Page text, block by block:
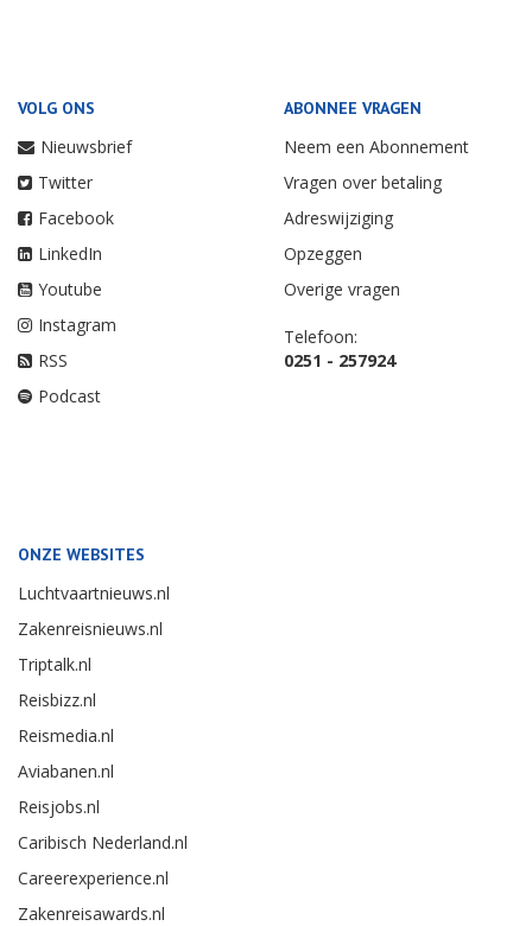
VOLG ONS
Nieuwsbrief
Twitter
Facebook
LinkedIn
Youtube
Instagram
RSS
Podcast
ABONNEE VRAGEN
Neem een Abonnement
Vragen over betaling
Adreswijziging
Opzeggen
Overige vragen
Telefoon:
0251 - 257924
ONZE WEBSITES
Luchtvaartnieuws.nl
Zakenreisnieuws.nl
Triptalk.nl
Reisbizz.nl
Reismedia.nl
Aviabanen.nl
Reisjobs.nl
Caribisch Nederland.nl
Careerexperience.nl
Zakenreisawards.nl